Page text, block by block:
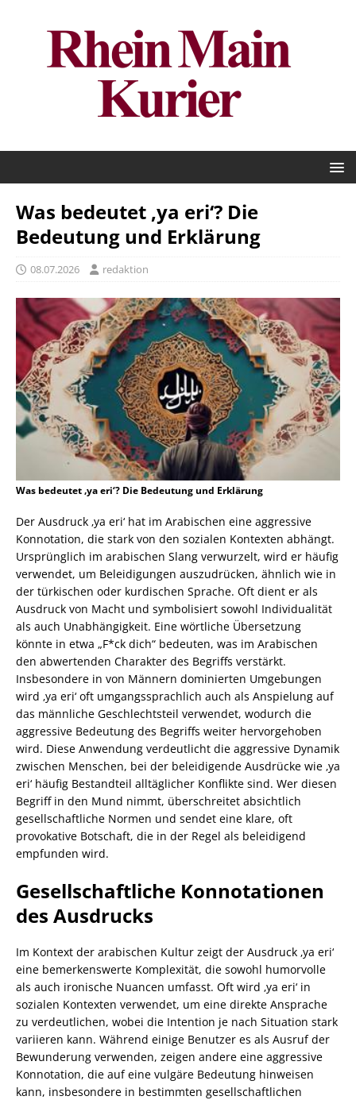
Was bedeutet ‚ya eri‘? Die
Bedeutung und Erklärung
08.07.2026 redaktion
Was bedeutet ‚ya eri‘? Die Bedeutung und Erklärung
Der Ausdruck ‚ya eri‘ hat im Arabischen eine aggressive
Konnotation, die stark von den sozialen Kontexten abhängt.
Ursprünglich im arabischen Slang verwurzelt, wird er häufig
verwendet, um Beleidigungen auszudrücken, ähnlich wie in
der türkischen oder kurdischen Sprache. Oft dient er als
Ausdruck von Macht und symbolisiert sowohl Individualität
als auch Unabhängigkeit. Eine wörtliche Übersetzung
könnte in etwa „F*ck dich“ bedeuten, was im Arabischen
den abwertenden Charakter des Begriffs verstärkt.
Insbesondere in von Männern dominierten Umgebungen
wird ‚ya eri‘ oft umgangssprachlich auch als Anspielung auf
das männliche Geschlechtsteil verwendet, wodurch die
aggressive Bedeutung des Begriffs weiter hervorgehoben
wird. Diese Anwendung verdeutlicht die aggressive Dynamik
zwischen Menschen, bei der beleidigende Ausdrücke wie ‚ya
eri‘ häufig Bestandteil alltäglicher Konflikte sind. Wer diesen
Begriff in den Mund nimmt, überschreitet absichtlich
gesellschaftliche Normen und sendet eine klare, oft
provokative Botschaft, die in der Regel als beleidigend
empfunden wird.
Gesellschaftliche Konnotationen
des Ausdrucks
Im Kontext der arabischen Kultur zeigt der Ausdruck ‚ya eri‘
eine bemerkenswerte Komplexität, die sowohl humorvolle
als auch ironische Nuancen umfasst. Oft wird ‚ya eri‘ in
sozialen Kontexten verwendet, um eine direkte Ansprache
zu verdeutlichen, wobei die Intention je nach Situation stark
variieren kann. Während einige Benutzer es als Ausruf der
Bewunderung verwenden, zeigen andere eine aggressive
Konnotation, die auf eine vulgäre Bedeutung hinweisen
kann, insbesondere in bestimmten gesellschaftlichen